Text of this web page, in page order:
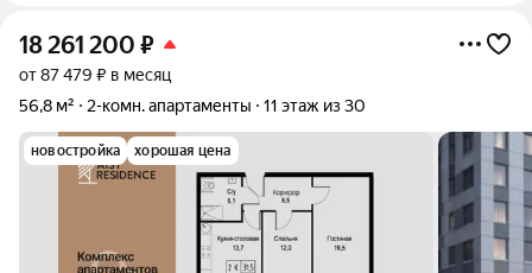
18 261 200 ₽
от 87 479 ₽ в месяц
56,8 м²
2-комн. апартаменты 11 этаж из 30
новостройка хорошая цена